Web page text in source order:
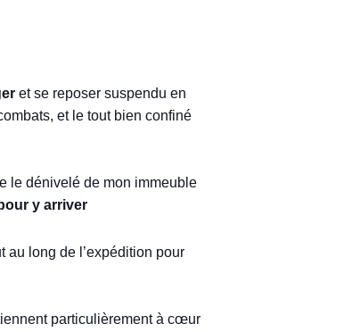
et se reposer suspendu en
et le tout bien confiné
le dénivelé de mon immeuble
y arriver
au long de l’expédition pour
particulièrement à cœur